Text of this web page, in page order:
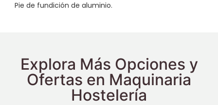
Pie de fundición de aluminio.
Explora Más Opciones y
Ofertas en Maquinaria
Hostelería